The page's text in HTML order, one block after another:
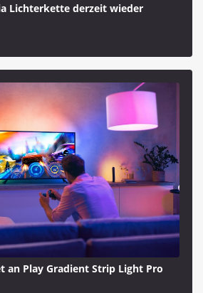
Lichterkette derzeit wieder
an Play Gradient Strip Light Pro